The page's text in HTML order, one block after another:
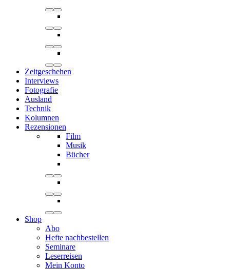
Zeitgeschehen
Interviews
Fotografie
Ausland
Technik
Kolumnen
Rezensionen
Film
Musik
Bücher
Shop
Abo
Hefte nachbestellen
Seminare
Leserreisen
Mein Konto